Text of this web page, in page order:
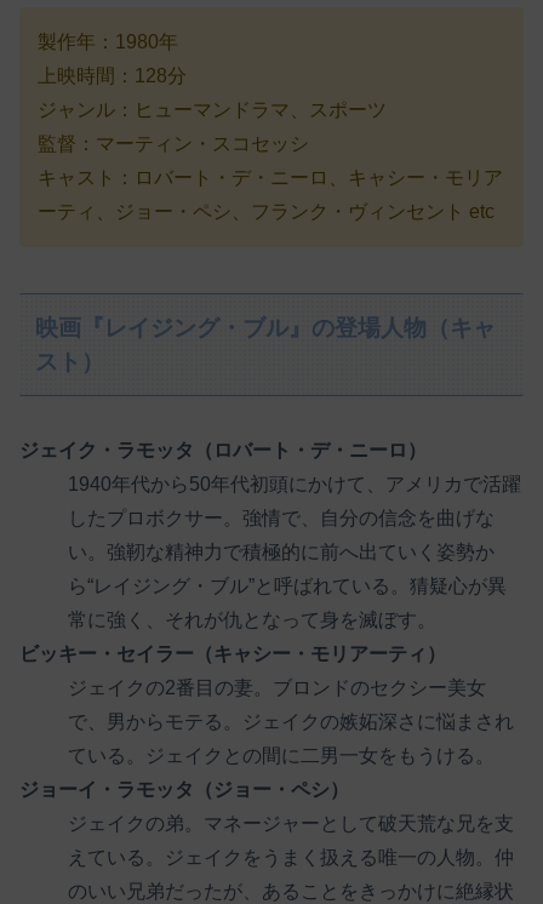
製作年：1980年
上映時間：128分
ジャンル：ヒューマンドラマ、スポーツ
監督：マーティン・スコセッシ
キャスト：ロバート・デ・ニーロ、キャシー・モリア
ーティ、ジョー・ペシ、フランク・ヴィンセント etc
映画『レイジング・ブル』の登場人物（キャ
スト）
ジェイク・ラモッタ（ロバート・デ・ニーロ）
1940年代から50年代初頭にかけて、アメリカで活躍
したプロボクサー。強情で、自分の信念を曲げな
い。強靭な精神力で積極的に前へ出ていく姿勢か
ら“レイジング・ブル”と呼ばれている。猜疑心が異
常に強く、それが仇となって身を滅ぼす。
ビッキー・セイラー（キャシー・モリアーティ）
ジェイクの2番目の妻。ブロンドのセクシー美女
で、男からモテる。ジェイクの嫉妬深さに悩まされ
ている。ジェイクとの間に二男一女をもうける。
ジョーイ・ラモッタ（ジョー・ペシ）
ジェイクの弟。マネージャーとして破天荒な兄を支
えている。ジェイクをうまく扱える唯一の人物。仲
のいい兄弟だったが、あることをきっかけに絶縁状